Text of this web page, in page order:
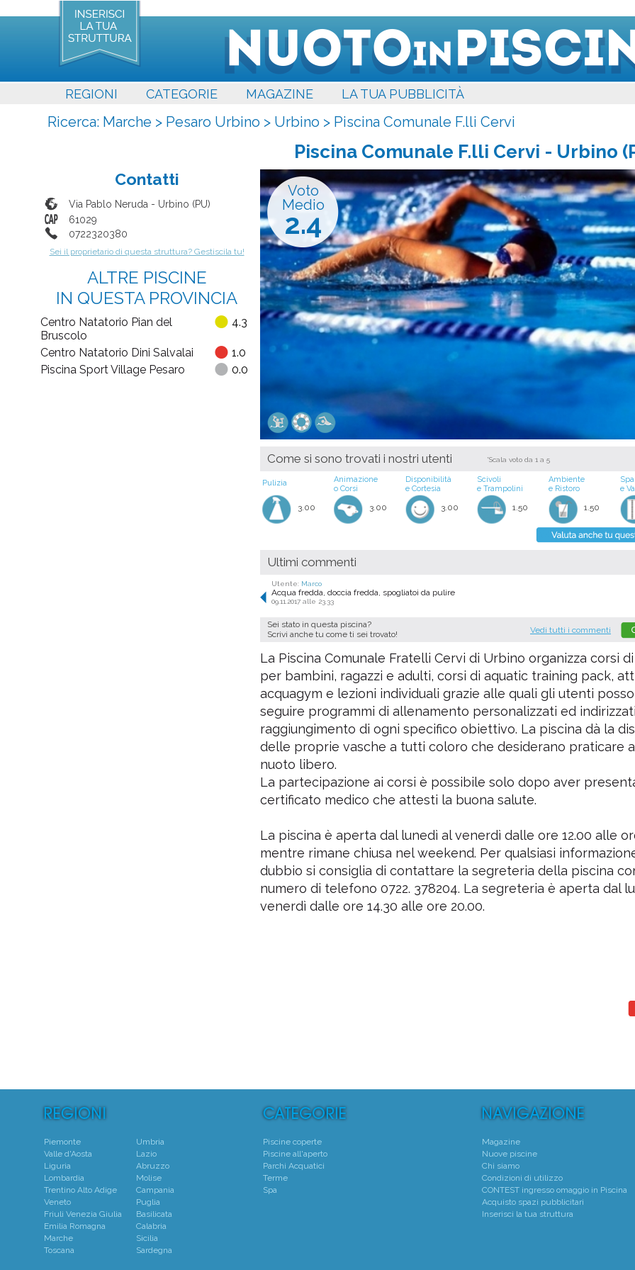
REGIONI CATEGORIE MAGAZINE LA TUA PUBBLICITÀ
Ricerca: Marche > Pesaro Urbino > Urbino > Piscina Comunale F.lli Cervi
Piscina Comunale F.lli Cervi - Urbino
Voto
Medio
2.4
Come si sono trovati i nostri utenti *Scala voto da 1 a 5
Pulizia
3.00
Animazione
o Corsi
3.00
Disponibilità
e Cortesia
3.00
Scivoli
e Trampolini
1.50
Ambiente
e Ristoro
1.50
e
Ultimi commenti
Utente: Marco
Acqua fredda, doccia fredda, spogliatoi da pulire
09.11.2017 alle 23.33
Sei stato in questa piscina?
Scrivi anche tu come ti sei trovato!
Vedi tutti i commenti
La Piscina Comunale Fratelli Cervi di Urbino organizza corsi
per bambini, ragazzi e adulti, corsi di aquatic training pack,
acquagym e lezioni individuali grazie alle quali gli utenti
seguire programmi di allenamento personalizzati ed
raggiungimento di ogni specifico obiettivo. La piscina dà la
delle proprie vasche a tutti coloro che desiderano praticare
nuoto libero.
La partecipazione ai corsi è possibile solo dopo aver
certificato medico che attesti la buona salute.
La piscina è aperta dal lunedì al venerdì dalle ore 12.00 alle
mentre rimane chiusa nel weekend. Per qualsiasi
dubbio si consiglia di contattare la segreteria della piscina
numero di telefono 0722. 378204. La segreteria è aperta dal
venerdì dalle ore 14.30 alle ore 20.00.
Contatti
Via Pablo Neruda - Urbino (PU)
61029
0722320380
Sei il proprietario di questa struttura? Gestiscila tu!
ALTRE PISCINE
IN QUESTA PROVINCIA
Centro Natatorio Pian del
Bruscolo
4.3
Centro Natatorio Dini Salvalai
1.0
Piscina Sport Village Pesaro
0.0
Centro Natatorio
Piemonte
Valle d'Aosta
Liguria
Lombardia
Trentino Alto Adige
Veneto
Friuli Venezia Giulia
Emilia Romagna
Marche
Toscana
Umbria
Lazio
Abruzzo
Molise
Campania
Puglia
Basilicata
Calabria
Sicilia
Sardegna
Piscine coperte
Piscine all'aperto
Parchi Acquatici
Terme
Spa
Magazine
Nuove piscine
Chi siamo
Condizioni di utilizzo
CONTEST ingresso omaggio in Piscina
Acquisto spazi pubblicitari
Inserisci la tua struttura